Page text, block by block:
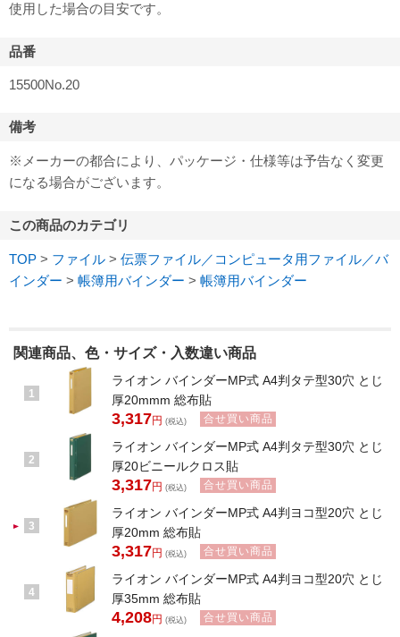
使用した場合の目安です。
品番
15500No.20
備考
※メーカーの都合により、パッケージ・仕様等は予告なく変更
になる場合がございます。
この商品のカテゴリ
TOP > ファイル > 伝票ファイル／コンピュータ用ファイル／バ
インダー > 帳簿用バインダー > 帳簿用バインダー
関連商品、色・サイズ・入数違い商品
1
ライオン バインダーMP式 A4判タテ型30穴 とじ
厚20mmm 総布貼
3,317円 (税込) 合せ買い商品
2
ライオン バインダーMP式 A4判タテ型30穴 とじ
厚20ビニールクロス貼
3,317円 (税込) 合せ買い商品
3
ライオン バインダーMP式 A4判ヨコ型20穴 とじ
厚20mm 総布貼
3,317円 (税込) 合せ買い商品
4
ライオン バインダーMP式 A4判ヨコ型20穴 とじ
厚35mm 総布貼
4,208円 (税込) 合せ買い商品